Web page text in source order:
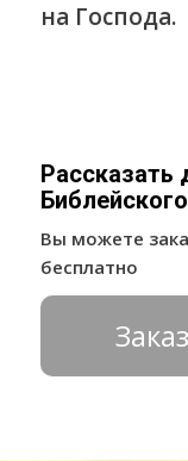
на Господа.
Рассказать
Вы можете
бесплатно